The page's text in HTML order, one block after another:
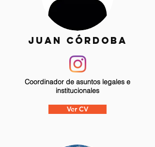
JUAN CÓRDOBA
Coordinador de asuntos legales e
institucionales
Ver CV